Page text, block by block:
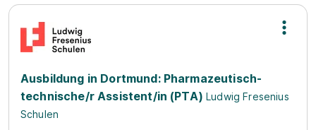
Ausbildung in Dortmund: Pharmazeutisch-
technische/r Assistent/in (PTA) Ludwig Fresenius
Schulen